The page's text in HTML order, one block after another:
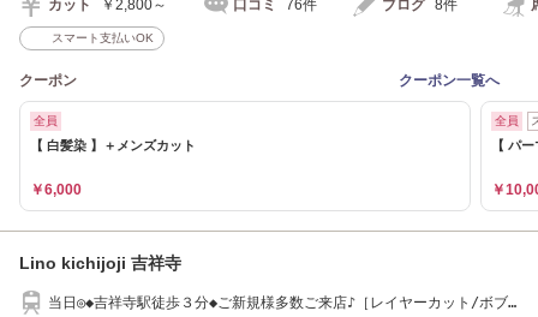
カット ￥2,800～ 口コミ 76件 ブログ 8件
スマート支払いOK
クーポン クーポン一覧へ
全員
【 白髪染 】＋メンズカット
￥6,000
全員
【 パ
￥
Lino kichijoji 吉祥寺
当日◎◆吉祥寺駅徒歩３分◆ご新規様多数ご来店♪［レイヤーカット/ボブ/